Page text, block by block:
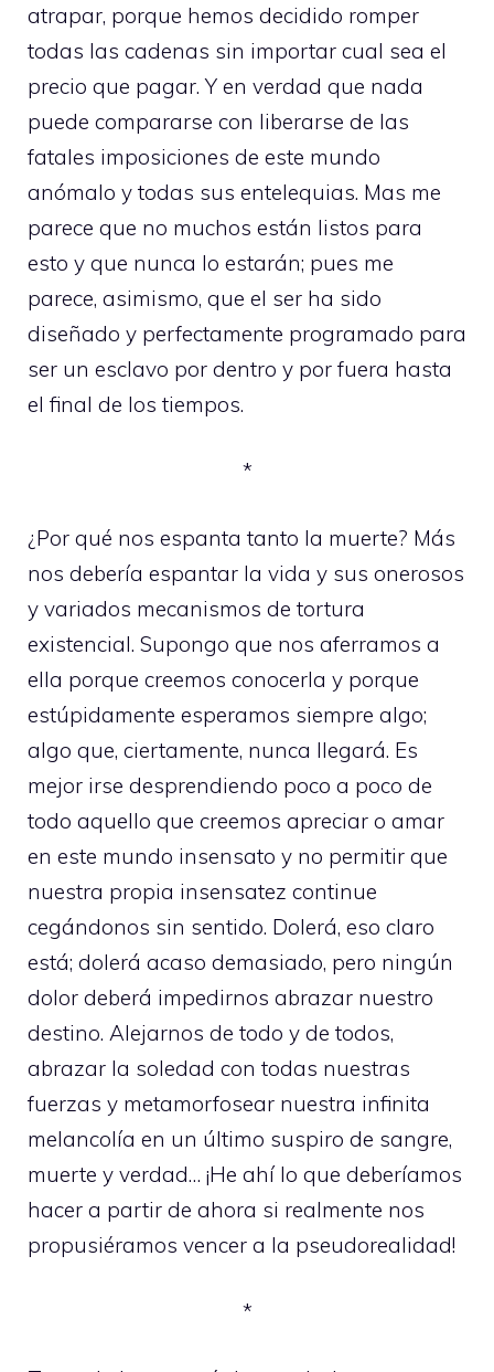
atrapar, porque hemos decidido romper
todas las cadenas sin importar cual sea el
precio que pagar. Y en verdad que nada
puede compararse con liberarse de las
fatales imposiciones de este mundo
anómalo y todas sus entelequias. Mas me
parece que no muchos están listos para
esto y que nunca lo estarán; pues me
parece, asimismo, que el ser ha sido
diseñado y perfectamente programado para
ser un esclavo por dentro y por fuera hasta
el final de los tiempos.
*
¿Por qué nos espanta tanto la muerte? Más
nos debería espantar la vida y sus onerosos
y variados mecanismos de tortura
existencial. Supongo que nos aferramos a
ella porque creemos conocerla y porque
estúpidamente esperamos siempre algo;
algo que, ciertamente, nunca llegará. Es
mejor irse desprendiendo poco a poco de
todo aquello que creemos apreciar o amar
en este mundo insensato y no permitir que
nuestra propia insensatez continue
cegándonos sin sentido. Dolerá, eso claro
está; dolerá acaso demasiado, pero ningún
dolor deberá impedirnos abrazar nuestro
destino. Alejarnos de todo y de todos,
abrazar la soledad con todas nuestras
fuerzas y metamorfosear nuestra infinita
melancolía en un último suspiro de sangre,
muerte y verdad… ¡He ahí lo que deberíamos
hacer a partir de ahora si realmente nos
propusiéramos vencer a la pseudorealidad!
*